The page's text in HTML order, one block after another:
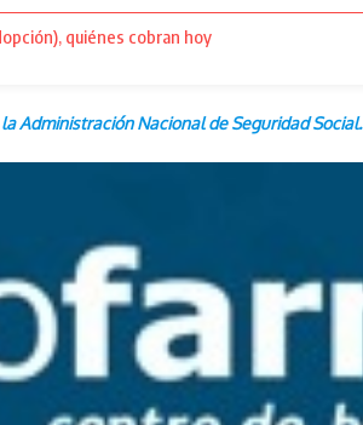
quiénes cobran hoy
Administración Nacional de Seguridad Social.